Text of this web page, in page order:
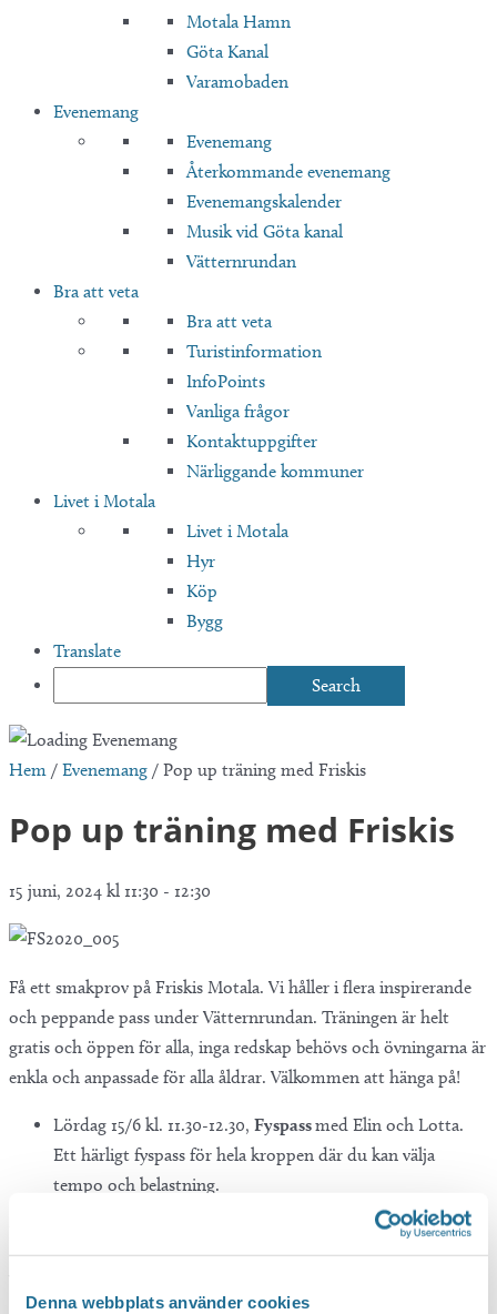
Denna webbplats använder cookies
Motala Hamn
Göta Kanal
Varamobaden
Evenemang
Evenemang
Återkommande evenemang
Evenemangskalender
Musik vid Göta kanal
Vätternrundan
Bra att veta
Bra att veta
Turistinformation
InfoPoints
Vanliga frågor
Kontaktuppgifter
Närliggande kommuner
Livet i Motala
Livet i Motala
Hyr
Köp
Bygg
Translate
Hem / Evenemang / Pop up träning med Friskis
Pop up träning med Friskis
15 juni, 2024 kl 11:30 - 12:30
Få ett smakprov på Friskis Motala. Vi håller i flera inspirerande
och peppande pass under Vätternrundan. Träningen är helt
gratis och öppen för alla, inga redskap behövs och övningarna är
enkla och anpassade för alla åldrar. Välkommen att hänga på!
Lördag 15/6 kl. 11.30-12.30, Fyspassmed Elin och Lotta.
Ett härligt fyspass för hela kroppen där du kan välja
tempo och belastning.